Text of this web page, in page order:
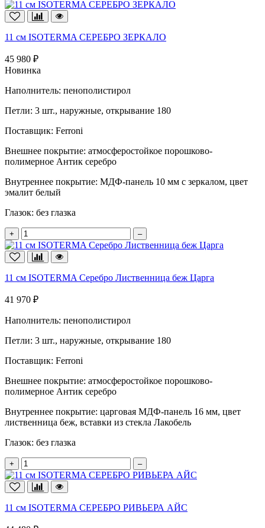
11 см ISOTERMA СЕРЕБРО ЗЕРКАЛО
45 980 ₽
Новинка
Наполнитель: пенополистирол
Петли: 3 шт., наружные, открывание 180
Поставщик: Ferroni
Внешнее покрытие: атмосферостойкое порошково-
полимерное Антик серебро
Внутреннее покрытие: МДФ-панель 10 мм с зеркалом, цвет
эмалит белый
Глазок: без глазка
+ –
11 см ISOTERMA Серебро Лиственница беж Царга
41 970 ₽
Наполнитель: пенополистирол
Петли: 3 шт., наружные, открывание 180
Поставщик: Ferroni
Внешнее покрытие: атмосферостойкое порошково-
полимерное Антик серебро
Внутреннее покрытие: царговая МДФ-панель 16 мм, цвет
лиственница беж, вставки из стекла Лакобель
Глазок: без глазка
+ –
11 см ISOTERMA СЕРЕБРО РИВЬЕРА АЙС